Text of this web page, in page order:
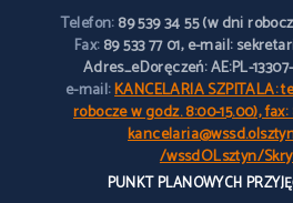
Telefon:89 539 34 55 (w dni
Fax:89 533 77 01, e-mail:
Adres_eDoręczeń: AE:PL-
e-mail:KANCELARIA SZPITALA:
robocze w godz. 8:00-15.00),
/wssdOLsztyn/
PUNKT PLANOWYCH